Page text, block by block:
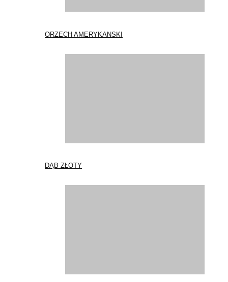
ORZECH AMERYKANSKI
DĄB ZŁOTY